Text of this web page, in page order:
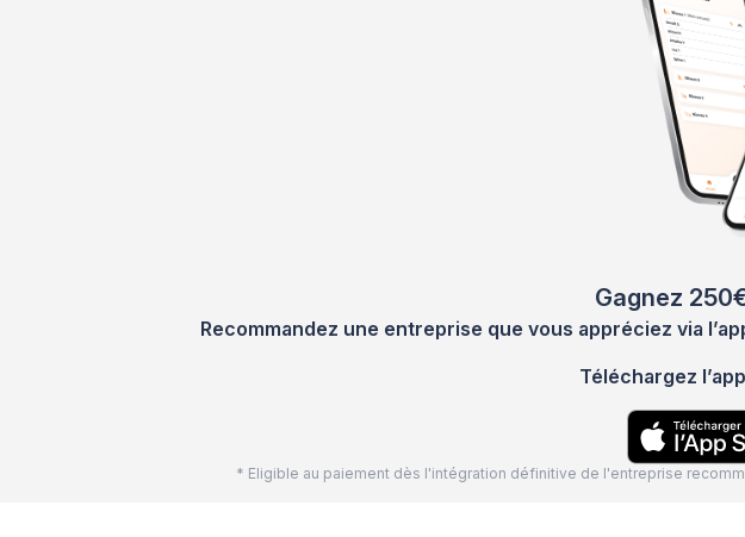
Gagnez
Recommandez une entreprise que vous appréciez via
Téléchargez
* Eligible au paiement dès l'intégration définitive de l'entreprise